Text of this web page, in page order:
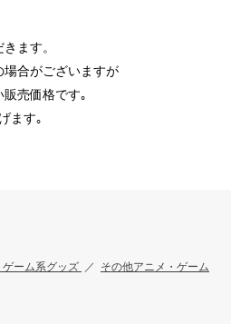
ます。
合がございますが
売価格です｡
ます｡
ーム系グッズ ／ その他アニメ・ゲーム